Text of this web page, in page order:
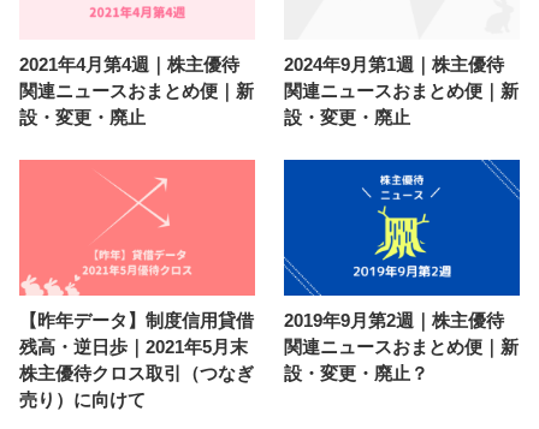
2021年4月第4週｜株主優待
関連ニュースおまとめ便｜新
設・変更・廃止
2024年9月第1週｜株主優待
関連ニュースおまとめ便｜新
設・変更・廃止
【昨年データ】制度信用貸借
残高・逆日歩｜2021年5月末
株主優待クロス取引（つなぎ
売り）に向けて
2019年9月第2週｜株主優待
関連ニュースおまとめ便｜新
設・変更・廃止？